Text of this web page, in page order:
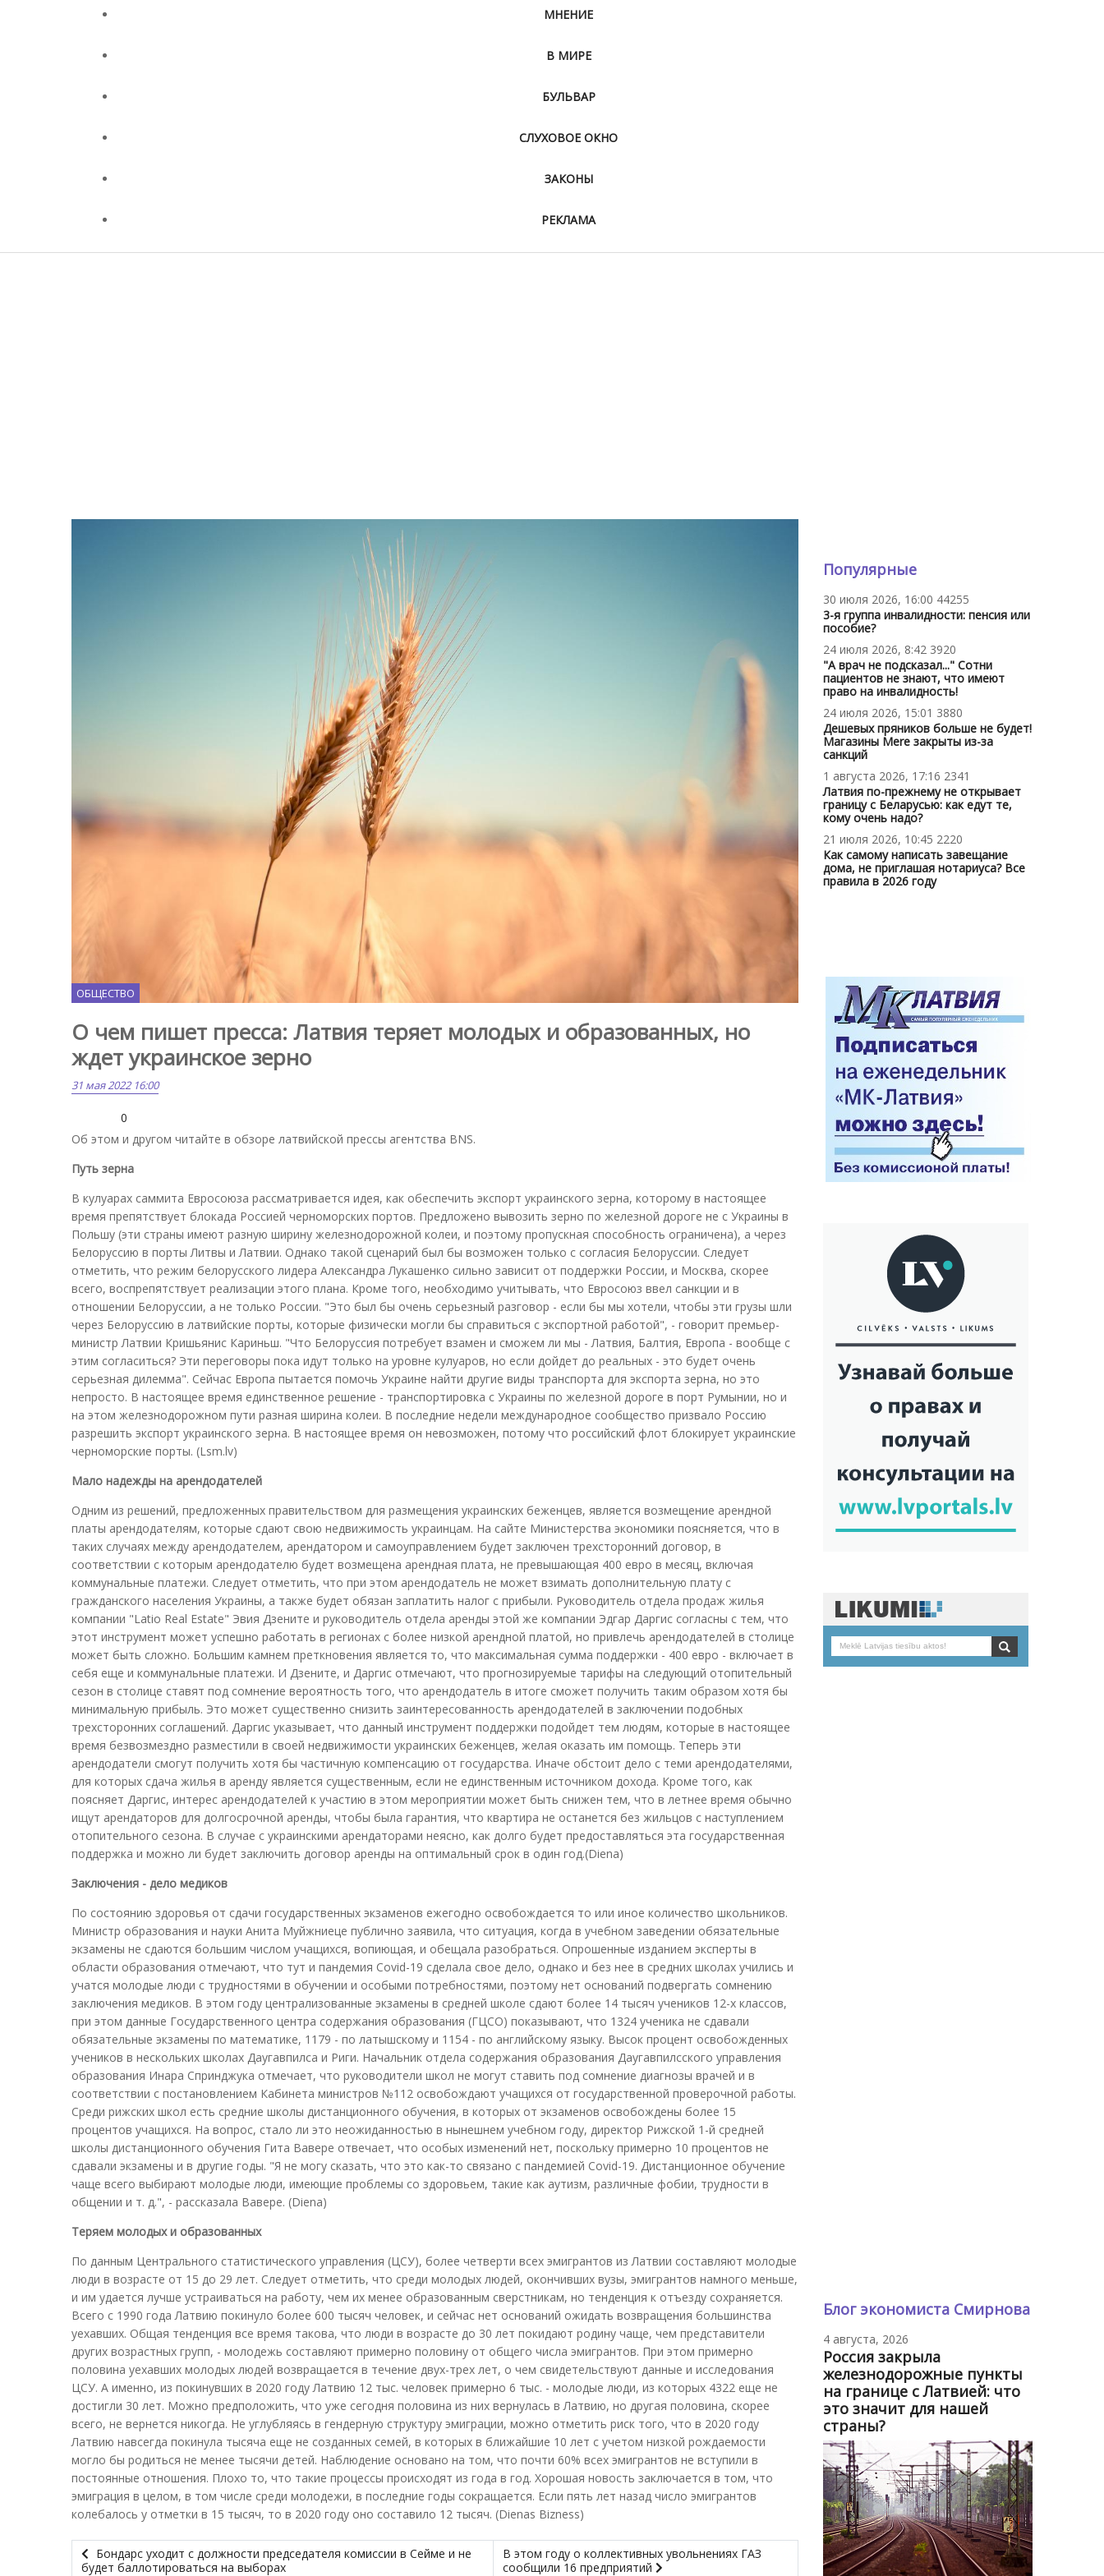
МНЕНИЕ
В МИРЕ
БУЛЬВАР
СЛУХОВОЕ ОКНО
ЗАКОНЫ
РЕКЛАМА
ОБЩЕСТВО
О чем пишет пресса: Латвия теряет молодых и образованных, но
ждет украинское зерно
31 мая 2022 16:00
0
Об этом и другом читайте в обзоре латвийской прессы агентства BNS.
Путь зерна
В кулуарах саммита Евросоюза рассматривается идея, как обеспечить экспорт украинского зерна, которому в настоящее
время препятствует блокада Россией черноморских портов. Предложено вывозить зерно по железной дороге не с Украины в
Польшу (эти страны имеют разную ширину железнодорожной колеи, и поэтому пропускная способность ограничена), а через
Белоруссию в порты Литвы и Латвии. Однако такой сценарий был бы возможен только с согласия Белоруссии. Следует
отметить, что режим белорусского лидера Александра Лукашенко сильно зависит от поддержки России, и Москва, скорее
всего, воспрепятствует реализации этого плана. Кроме того, необходимо учитывать, что Евросоюз ввел санкции и в
отношении Белоруссии, а не только России. "Это был бы очень серьезный разговор - если бы мы хотели, чтобы эти грузы шли
через Белоруссию в латвийские порты, которые физически могли бы справиться с экспортной работой", - говорит премьер-
министр Латвии Кришьянис Кариньш. "Что Белоруссия потребует взамен и сможем ли мы - Латвия, Балтия, Европа - вообще с
этим согласиться? Эти переговоры пока идут только на уровне кулуаров, но если дойдет до реальных - это будет очень
серьезная дилемма". Сейчас Европа пытается помочь Украине найти другие виды транспорта для экспорта зерна, но это
непросто. В настоящее время единственное решение - транспортировка с Украины по железной дороге в порт Румынии, но и
на этом железнодорожном пути разная ширина колеи. В последние недели международное сообщество призвало Россию
разрешить экспорт украинского зерна. В настоящее время он невозможен, потому что российский флот блокирует украинские
черноморские порты. (Lsm.lv)
Мало надежды на арендодателей
Одним из решений, предложенных правительством для размещения украинских беженцев, является возмещение арендной
платы арендодателям, которые сдают свою недвижимость украинцам. На сайте Министерства экономики поясняется, что в
таких случаях между арендодателем, арендатором и самоуправлением будет заключен трехсторонний договор, в
соответствии с которым арендодателю будет возмещена арендная плата, не превышающая 400 евро в месяц, включая
коммунальные платежи. Следует отметить, что при этом арендодатель не может взимать дополнительную плату с
гражданского населения Украины, а также будет обязан заплатить налог с прибыли. Руководитель отдела продаж жилья
компании "Latio Real Estate" Эвия Дзените и руководитель отдела аренды этой же компании Эдгар Даргис согласны с тем, что
этот инструмент может успешно работать в регионах с более низкой арендной платой, но привлечь арендодателей в столице
может быть сложно. Большим камнем преткновения является то, что максимальная сумма поддержки - 400 евро - включает в
себя еще и коммунальные платежи. И Дзените, и Даргис отмечают, что прогнозируемые тарифы на следующий отопительный
сезон в столице ставят под сомнение вероятность того, что арендодатель в итоге сможет получить таким образом хотя бы
минимальную прибыль. Это может существенно снизить заинтересованность арендодателей в заключении подобных
трехсторонних соглашений. Даргис указывает, что данный инструмент поддержки подойдет тем людям, которые в настоящее
время безвозмездно разместили в своей недвижимости украинских беженцев, желая оказать им помощь. Теперь эти
арендодатели смогут получить хотя бы частичную компенсацию от государства. Иначе обстоит дело с теми арендодателями,
для которых сдача жилья в аренду является существенным, если не единственным источником дохода. Кроме того, как
поясняет Даргис, интерес арендодателей к участию в этом мероприятии может быть снижен тем, что в летнее время обычно
ищут арендаторов для долгосрочной аренды, чтобы была гарантия, что квартира не останется без жильцов с наступлением
отопительного сезона. В случае с украинскими арендаторами неясно, как долго будет предоставляться эта государственная
поддержка и можно ли будет заключить договор аренды на оптимальный срок в один год.(Diena)
Заключения - дело медиков
По состоянию здоровья от сдачи государственных экзаменов ежегодно освобождается то или иное количество школьников.
Министр образования и науки Анита Муйжниеце публично заявила, что ситуация, когда в учебном заведении обязательные
экзамены не сдаются большим числом учащихся, вопиющая, и обещала разобраться. Опрошенные изданием эксперты в
области образования отмечают, что тут и пандемия Covid-19 сделала свое дело, однако и без нее в средних школах учились и
учатся молодые люди с трудностями в обучении и особыми потребностями, поэтому нет оснований подвергать сомнению
заключения медиков. В этом году централизованные экзамены в средней школе сдают более 14 тысяч учеников 12-х классов,
при этом данные Государственного центра содержания образования (ГЦСО) показывают, что 1324 ученика не сдавали
обязательные экзамены по математике, 1179 - по латышскому и 1154 - по английскому языку. Высок процент освобожденных
учеников в нескольких школах Даугавпилса и Риги. Начальник отдела содержания образования Даугавпилсского управления
образования Инара Спринджука отмечает, что руководители школ не могут ставить под сомнение диагнозы врачей и в
соответствии с постановлением Кабинета министров №112 освобождают учащихся от государственной проверочной работы.
Среди рижских школ есть средние школы дистанционного обучения, в которых от экзаменов освобождены более 15
процентов учащихся. На вопрос, стало ли это неожиданностью в нынешнем учебном году, директор Рижской 1-й средней
школы дистанционного обучения Гита Вавере отвечает, что особых изменений нет, поскольку примерно 10 процентов не
сдавали экзамены и в другие годы. "Я не могу сказать, что это как-то связано с пандемией Covid-19. Дистанционное обучение
чаще всего выбирают молодые люди, имеющие проблемы со здоровьем, такие как аутизм, различные фобии, трудности в
общении и т. д.", - рассказала Вавере. (Diena)
Теряем молодых и образованных
По данным Центрального статистического управления (ЦСУ), более четверти всех эмигрантов из Латвии составляют молодые
люди в возрасте от 15 до 29 лет. Следует отметить, что среди молодых людей, окончивших вузы, эмигрантов намного меньше,
и им удается лучше устраиваться на работу, чем их менее образованным сверстникам, но тенденция к отъезду сохраняется.
Всего с 1990 года Латвию покинуло более 600 тысяч человек, и сейчас нет оснований ожидать возвращения большинства
уехавших. Общая тенденция все время такова, что люди в возрасте до 30 лет покидают родину чаще, чем представители
других возрастных групп, - молодежь составляют примерно половину от общего числа эмигрантов. При этом примерно
половина уехавших молодых людей возвращается в течение двух-трех лет, о чем свидетельствуют данные и исследования
ЦСУ. А именно, из покинувших в 2020 году Латвию 12 тыс. человек примерно 6 тыс. - молодые люди, из которых 4322 еще не
достигли 30 лет. Можно предположить, что уже сегодня половина из них вернулась в Латвию, но другая половина, скорее
всего, не вернется никогда. Не углубляясь в гендерную структуру эмиграции, можно отметить риск того, что в 2020 году
Латвию навсегда покинула тысяча еще не созданных семей, в которых в ближайшие 10 лет с учетом низкой рождаемости
могло бы родиться не менее тысячи детей. Наблюдение основано на том, что почти 60% всех эмигрантов не вступили в
постоянные отношения. Плохо то, что такие процессы происходят из года в год. Хорошая новость заключается в том, что
эмиграция в целом, в том числе среди молодежи, в последние годы сокращается. Если пять лет назад число эмигрантов
колебалось у отметки в 15 тысяч, то в 2020 году оно составило 12 тысяч. (Dienas Bizness)
Бондарс уходит с должности председателя комиссии в Сейме и не
будет баллотироваться на выборах
В этом году о коллективных увольнениях ГАЗ
сообщили 16 предприятий
Популярные
30 июля 2026, 16:00 44255
3-я группа инвалидности: пенсия или
пособие?
24 июля 2026, 8:42 3920
"А врач не подсказал..." Сотни
пациентов не знают, что имеют
право на инвалидность!
24 июля 2026, 15:01 3880
Дешевых пряников больше не будет!
Магазины Mere закрыты из-за
санкций
1 августа 2026, 17:16 2341
Латвия по-прежнему не открывает
границу с Беларусью: как едут те,
кому очень надо?
21 июля 2026, 10:45 2220
Как самому написать завещание
дома, не приглашая нотариуса? Все
правила в 2026 году
Блог экономиста Смирнова
4 августа, 2026
Россия закрыла
железнодорожные пункты
на границе с Латвией: что
это значит для нашей
страны?